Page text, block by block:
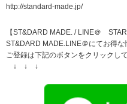
http://standard-made.jp/
【ST&DARD MADE. / LINE＠
ST&DARD MADE.LINE＠にてお得な
ご登録は下記のボタンをクリックして
↓ ↓ ↓